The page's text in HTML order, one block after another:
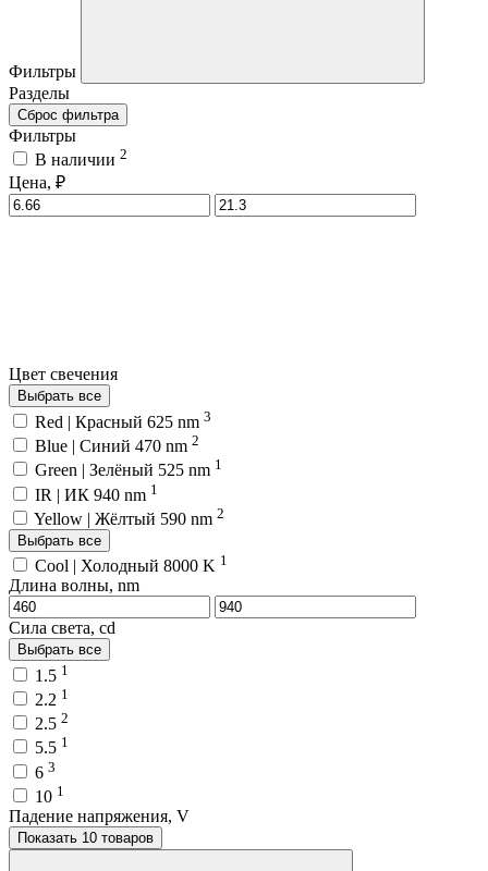
Фильтры
Разделы
Сброс фильтра
Фильтры
В наличии 2
Цена, ₽
Цвет свечения
Выбрать все
Red | Красный 625 nm 3
Blue | Синий 470 nm 2
Green | Зелёный 525 nm 1
IR | ИК 940 nm 1
Yellow | Жёлтый 590 nm 2
Выбрать все
Cool | Холодный 8000 K 1
Длина волны, nm
Сила света, cd
Выбрать все
1.5 1
2.2 1
2.5 2
5.5 1
6 3
10 1
Падение напряжения, V
Показать 10 товаров